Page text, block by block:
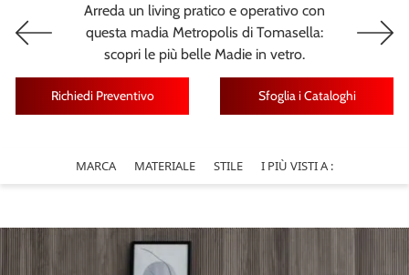
Arreda un living pratico e operativo con
questa madia Metropolis di Tomasella:
scopri le più belle Madie in vetro.
Richiedi Preventivo Sfoglia i Cataloghi
MARCA MATERIALE STILE I PIÙ VISTI A :